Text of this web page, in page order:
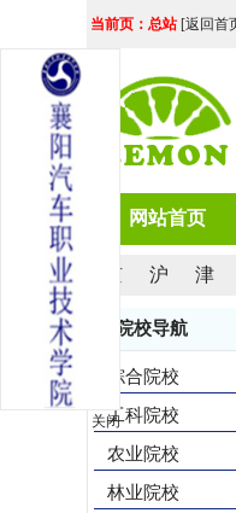
当前页：总站[返回首
网站首页
京 沪 津
院校导航
综合院校
工科院校
农业院校
林业院校
关闭